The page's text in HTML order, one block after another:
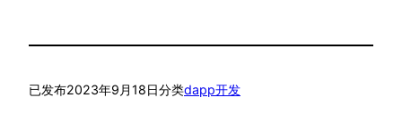
已发布2023年9月18日分类dapp开发